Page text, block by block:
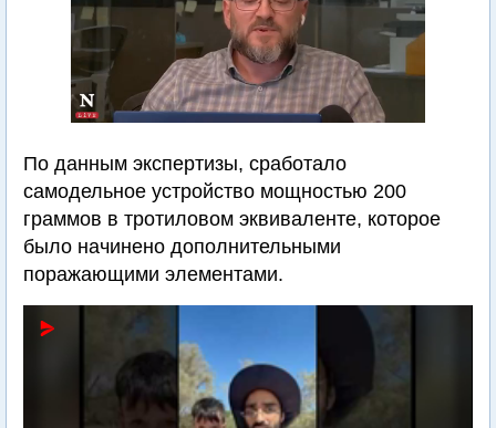
По данным экспертизы, сработало
самодельное устройство мощностью 200
граммов в тротиловом эквиваленте, которое
было начинено дополнительными
поражающими элементами.